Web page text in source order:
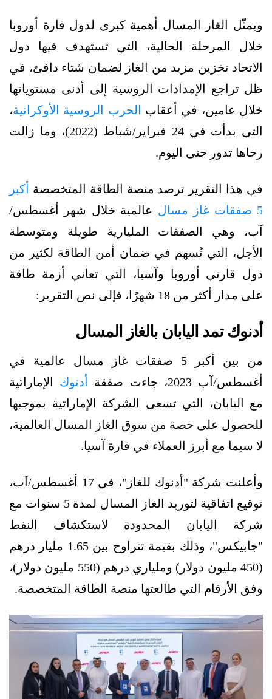
ويمثّل الغاز المسال أهمية كبرى لدول قارة أوروبا
خلال المرحلة الحالية، التي تستهدف فيها دول
الاتحاد تخزين مزيد من الغاز لضمان شتاء دافئ، في
ظل تراجع الإمدادات الروسية إلى أدنى مستوياتها
خلال عامين، في أعقاب الحرب الروسية الأوكرانية،
التي بدأت في 24 فبراير/شباط (2022)، وما زالت
رحاها تدور حتى اليوم.
في هذا التقرير ترصد منصة الطاقة المتخصصة أكبر
5 صفقات غاز مسال
عالمية خلال شهر أغسطس/
آب، وهي الصفقات المليارية طويلة ومتوسطة
الأجل، التي تُسهم في ضمان أمن الطاقة لكثير من
دول قارتي أوروبا وآسيا، التي تعاني أزمة طاقة
على مدار أكثر من 18 شهرًا، فإلى نص التقرير:
أدنوك تمد اليابان بالغاز المسال
من بين أكبر 5 صفقات غاز مسال عالمية في
أغسطس/آب 2023، جاءت صفقة
أدنوك الإماراتية
مع اليابان، التي تسعى الشركة الإماراتية بموجبها
للحصول على حصة من سوق الغاز المسال العالمية،
لا سيما مع أبرز العملاء في قارة آسيا.
وأعلنت شركة "أدنوك للغاز"، في 17 أغسطس/آب،
توقيع اتفاقية لتوريد الغاز المسال لمدة 5 سنوات مع
شركة اليابان المحدودة لاستكشاف النفط
"جابيكس"، وذلك بقيمة تتراوح بين 1.65 مليار درهم
(450 مليون دولار) وملياري درهم (550 مليون دولار)،
وفق الأرقام التي طالعتها منصة الطاقة المتخصصة.